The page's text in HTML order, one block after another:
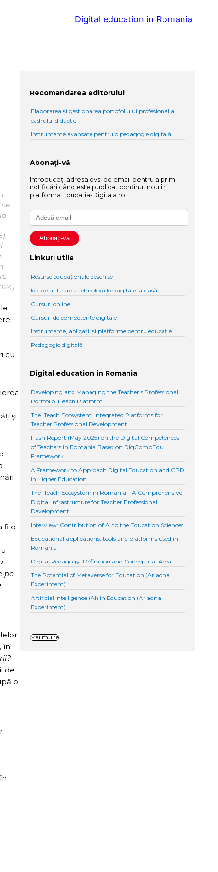
Digital education in Romania
cu
şi
fi o
pe
în
de
o
Recomandarea editorului
Elaborarea și gestionarea portofoliului profesional al
cadrului didactic
Instrumente avansate pentru o pedagogie digitală
Abonați-vă
Introduceți adresa dvs. de email pentru a primi
notificări când este publicat conținut nou în
platforma Educatia-Digitala.ro
Linkuri utile
Resurse educaționale deschise
Idei de utilizare a tehnologiilor digitale la clasă
Cursuri online
Cursuri de competențe digitale
Instrumente, aplicații și platforme pentru educație
Pedagogie digitală
Digital education in Romania
Developing and Managing the Teacher’s Professional
Portfolio. iTeach Platform
The iTeach Ecosystem: Integrated Platforms for
Teacher Professional Development
Flash Report (May 2025) on the Digital Competences
of Teachers in Romania Based on DigCompEdu
Framework
A Framework to Approach Digital Education and CPD
in Higher Education
The iTeach Ecosystem in Romania – A Comprehensive
Digital Infrastructure for Teacher Professional
Development
Interview: Contribution of AI to the Education Sciences
Educational applications, tools and platforms used in
Romania
Digital Pedagogy. Definition and Conceptual Area
The Potential of Metaverse for Education (Ariadna
Experiment)
Artificial Intelligence (AI) in Education (Ariadna
Experiment)
Mai multe